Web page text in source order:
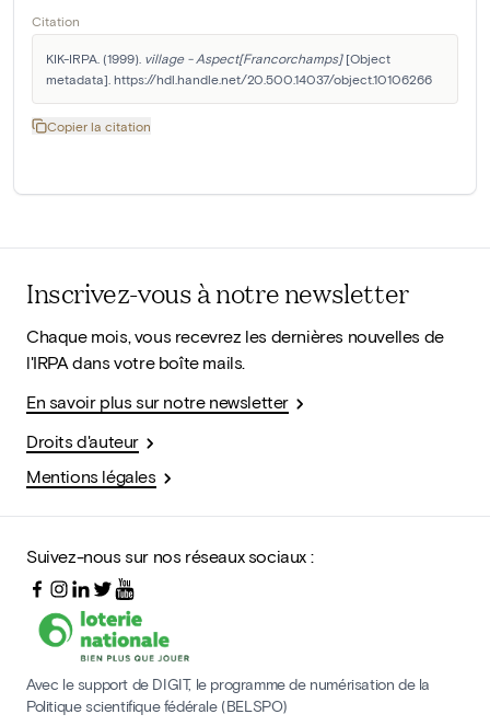
Citation
KIK-IRPA. (1999). village - Aspect[Francorchamps] [Object
metadata]. https://hdl.handle.net/20.500.14037/object.10106266
Copier la citation
Inscrivez-vous à notre newsletter
Chaque mois, vous recevrez les dernières nouvelles de
l'IRPA dans votre boîte mails.
En savoir plus sur notre newsletter
Droits d'auteur
Mentions légales
Suivez-nous sur nos réseaux sociaux :
Avec le support de DIGIT, le programme de numérisation de la
Politique scientifique fédérale (BELSPO)